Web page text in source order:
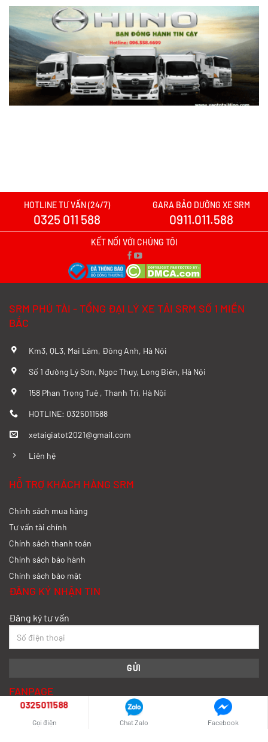
Nên mua xe tải SRM T30 vs Suzuki Carry
Pro? So sánh chi tiết
Xem chi tiết >>
Nên mua xe tải SRM T30 hay Tera 100?
Tìm hiểu chi tiết
Xem chi tiết >>
Xe tải SRM T20A vs TQ Wuling N300P:
Nên xuống tiền cho mẫu xe nào?
Xem chi tiết >>
K01S Từ A–Z
So sánh chi tiết SRM T20A và Tera 100
Đánh giá chi tiết SRM T35 và Wuling
Nên chọn dòng nào?
HOTLINE TƯ VẤN (24/7)
0325 011 588
GARA BẢO DƯỠNG XE SRM
0911.011.588
KẾT NỐI VỚI CHÚNG TÔI
SRM PHÚ TÀI - TỔNG ĐẠI LÝ XE TẢI SRM SỐ 1 MIỀN
BẮC
Km3, QL3, Mai Lâm, Đông Anh, Hà Nội
Số 1 đường Lý Sơn, Ngọc Thụy, Long Biên, Hà Nội
158 Phan Trọng Tuệ , Thanh Trì, Hà Nội
HOTLINE: 0325011588
xetaigiatot2021@gmail.com
Liên hệ
HỖ TRỢ KHÁCH HÀNG SRM
Chính sách mua hàng
Tư vấn tài chính
Chính sách thanh toán
Chính sách bảo hành
Chính sách bảo mật
ĐĂNG KÝ NHẬN TIN
Đăng ký tư vấn
FANPAGE
0325011588
Gọi điện Chat Zalo Facebook